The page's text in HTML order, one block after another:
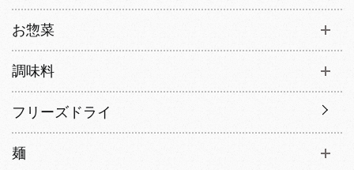
お惣菜
調味料
フリーズドライ
麺